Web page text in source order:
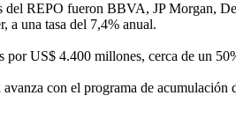
del REPO fueron BBVA, JP Morgan,
a una tasa del 7,4% anual.
US$ 4.400 millones, cerca de un
con el programa de